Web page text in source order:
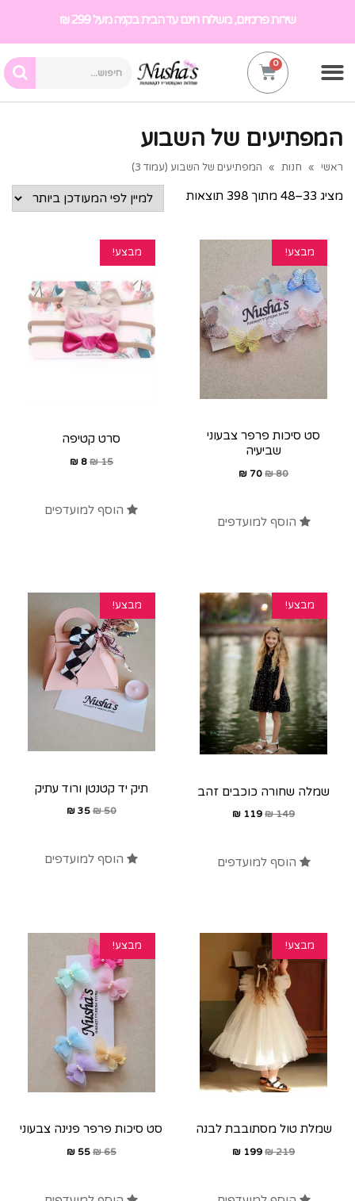
שירות פרימיום, משלוח חינם עד הבית בקניה מעל 299 ₪
המפתיעים של השבוע
ראשי » חנות » המפתיעים של השבוע (עמוד 3)
מציג 33–48 מתוך 398 תוצאות
מבצע!
סט סיכות פרפר צבעוני
שביעיה
80
₪
70
₪
הוסף למועדפים
מבצע!
סרט קטיפה
15
₪
8
₪
הוסף למועדפים
מבצע!
שמלה שחורה כוכבים זהב
149
₪
119
₪
הוסף למועדפים
מבצע!
תיק יד קטנטן ורוד עתיק
50
₪
35
₪
הוסף למועדפים
מבצע!
שמלת טול מסתובבת לבנה
219
₪
199
₪
מבצע!
סט סיכות פרפר פנינה צבעוני
65
₪
55
₪